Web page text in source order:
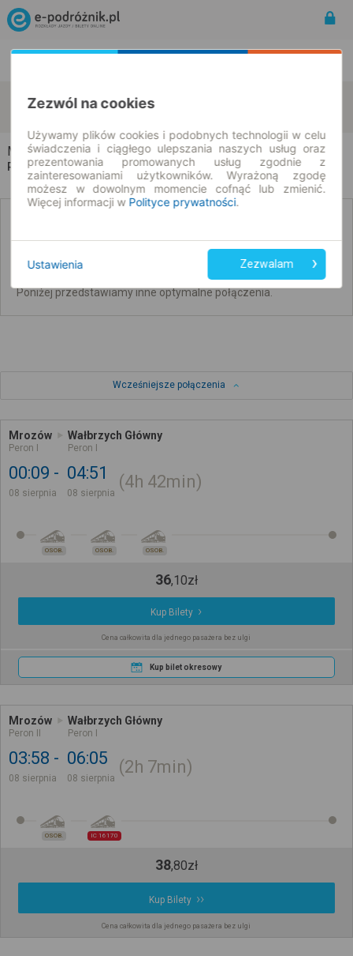
Mrozów Wałbrzych
Mrozów → Wałbrzych
Rozkład jazdy i bilety
Nie udało się wyszukać połączeń bez przesiadek na ten dzień.
Poniżej przedstawiamy inne optymalne połączenia.
Wcześniejsze połączenia
Mrozów
Peron I
Wałbrzych Główny
Peron I
00:09
08 sierpnia
04:51
08 sierpnia
4h 42min
OSOB. OSOB. OSOB.
36,10zł
Kup Bilety
Cena całkowita dla jednego pasażera bez ulgi
Kup bilet okresowy
Mrozów
Peron II
Wałbrzych Główny
Peron I
03:58
08 sierpnia
06:05
08 sierpnia
2h 7min
OSOB. IC 16170
38,80zł
Kup Bilety
Cena całkowita dla jednego pasażera bez ulgi
Zezwól na cookies
Używamy plików cookies i podobnych technologii w celu
świadczenia i ciągłego ulepszania naszych usług oraz
prezentowania promowanych usług zgodnie z
zainteresowaniami użytkowników. Wyrażoną zgodę
możesz w dowolnym momencie cofnąć lub zmienić.
Więcej informacji w Polityce prywatności.
Ustawienia Zezwalam